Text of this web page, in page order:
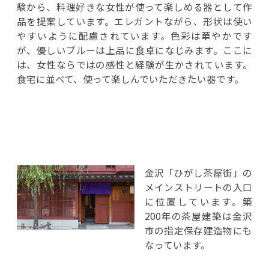
験から、料理好きな女性が使って楽しめる器として作
品を提案しています。エレガントながら、形状は使い
やすいように配慮されています。色彩は華やかです
が、優しいブルーは上品に食卓になじみます。ここに
は、女性ならではの感性と経験が生かされています。
食宅に並べて、使って楽しんでいただきたい器です。
金沢「ひがし茶屋街」の
メインストリートの入口
に位置しています。築
200年の茶屋建築は金沢
市の指定保存建造物にも
なっています。